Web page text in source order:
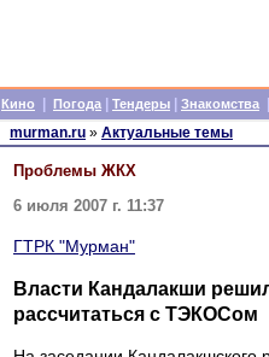
Кино Погода Тендеры Знакомства
murman.ru » Актуальные темы
Проблемы ЖКХ
6 июля 2007 г. 11:37
ГТРК "Мурман"
Власти Кандалакши
рассчитаться с ТЭКОСом